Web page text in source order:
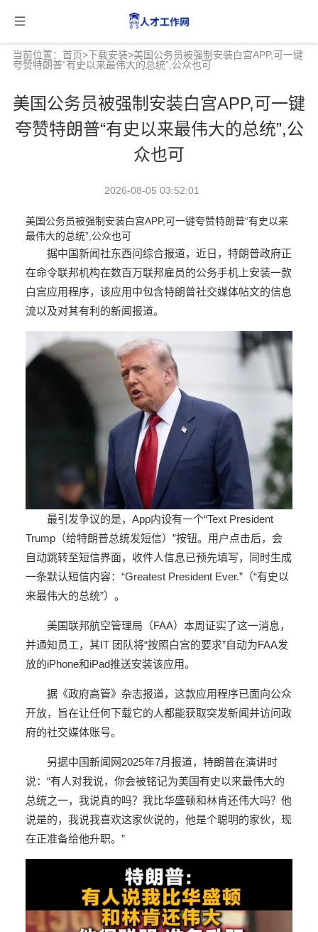
当前位置： 首页>下载安装>美国公务员被强制安装白宫APP,可一键
夸赞特朗普“有史以来最伟大的总统”,公众也可
美国公务员被强制安装白宫APP,可一键
夸赞特朗普“有史以来最伟大的总统”,公
众也可
2026-08-05 03:52:01
美国公务员被强制安装白宫APP,可一键夸赞特朗普“有史以来
最伟大的总统”,公众也可
据中国新闻社东西问综合报道，近日，特朗普政府正
在命令联邦机构在数百万联邦雇员的公务手机上安装一款
白宫应用程序，该应用中包含特朗普社交媒体帖文的信息
流以及对其有利的新闻报道。
最引发争议的是，App内设有一个“Text President
Trump（给特朗普总统发短信）”按钮。用户点击后，会
自动跳转至短信界面，收件人信息已预先填写，同时生成
一条默认短信内容：“Greatest President Ever.”（“有史以
来最伟大的总统”）。
美国联邦航空管理局（FAA）本周证实了这一消息，
并通知员工，其IT 团队将“按照白宫的要求”自动为FAA发
放的iPhone和iPad推送安装该应用。
据《政府高管》杂志报道，这款应用程序已面向公众
开放，旨在让任何下载它的人都能获取突发新闻并访问政
府的社交媒体账号。
另据中国新闻网2025年7月报道，特朗普在演讲时
说：“有人对我说，你会被铭记为美国有史以来最伟大的
总统之一，我说真的吗？我比华盛顿和林肯还伟大吗？他
说是的，我说我喜欢这家伙说的，他是个聪明的家伙，现
在正准备给他升职。”